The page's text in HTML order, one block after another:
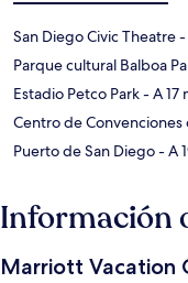
San Diego Civic Theatre-
Parque cultural Balboa
Estadio Petco Park- A 17
Centro de Convenciones
Puerto de San Diego- A
Información
Marriott Vacation